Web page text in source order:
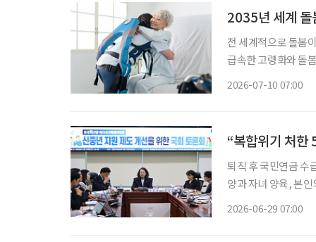
2035년 세계 돌
전 세계적으로 돌봄
급속한 고령화와 돌
2026-07-10 07:00
“복합위기 처한
퇴직 후 국민연금 수
양과 자녀 양육, 본
2026-06-29 07:00